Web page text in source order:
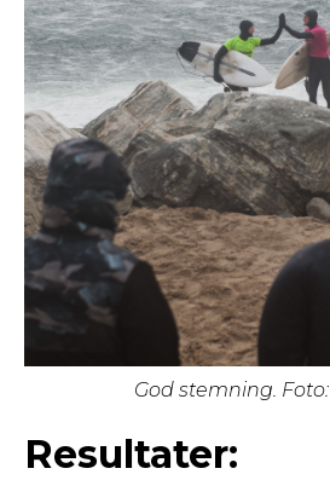
God stemning. Foto:
Resultater: